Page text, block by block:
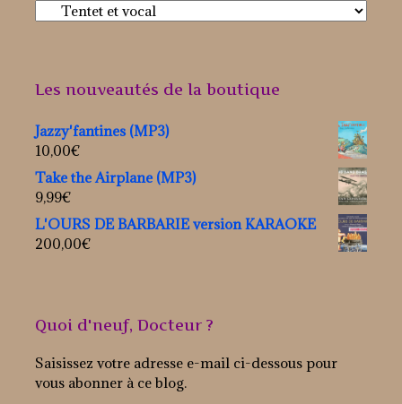
Les nouveautés de la boutique
Jazzy'fantines (MP3)
10,00€
Take the Airplane (MP3)
9,99€
L'OURS DE BARBARIE version KARAOKE
200,00€
Quoi d'neuf, Docteur ?
Saisissez votre adresse e-mail ci-dessous pour
vous abonner à ce blog.